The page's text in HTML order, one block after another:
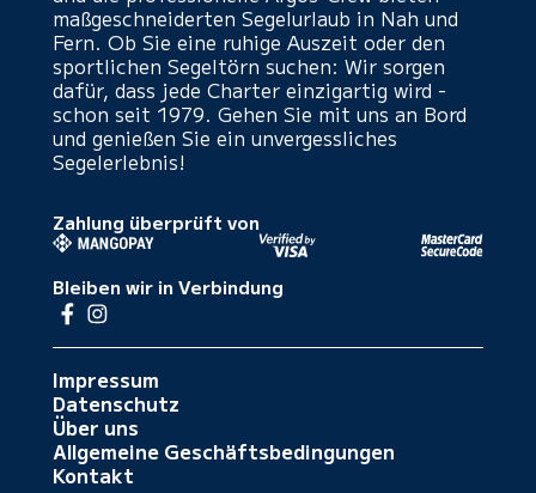
maßgeschneiderten Segelurlaub in Nah und
Fern. Ob Sie eine ruhige Auszeit oder den
sportlichen Segeltörn suchen: Wir sorgen
dafür, dass jede Charter einzigartig wird -
schon seit 1979. Gehen Sie mit uns an Bord
und genießen Sie ein unvergessliches
Segelerlebnis!
Zahlung überprüft von
Bleiben wir in Verbindung
Impressum
Datenschutz
Über uns
Allgemeine Geschäftsbedingungen
Kontakt